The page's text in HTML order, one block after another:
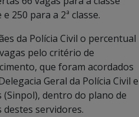
250 para a 2ª classe.
da Polícia Civil o percentual
pelo critério de
que foram acordados
Geral da Polícia Civil e
(Sinpol), dentro do plano de
servidores.